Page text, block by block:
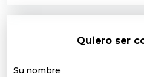
Quiero ser
Su nombre